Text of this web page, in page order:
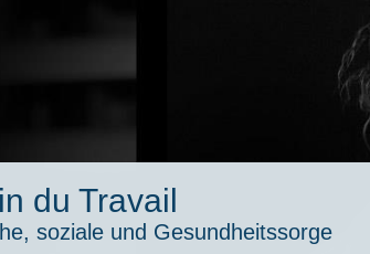
du Travail
soziale und Gesundheitssorge